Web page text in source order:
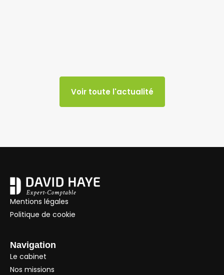
Voir toute l'actualité
Mentions légales
Politique de cookie
Navigation
Le cabinet
Nos missions